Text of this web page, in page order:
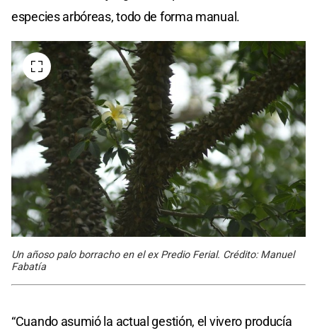
especies arbóreas, todo de forma manual.
Un añoso palo borracho en el ex Predio Ferial. Crédito: Manuel
Fabatía
“Cuando asumió la actual gestión, el vivero producía